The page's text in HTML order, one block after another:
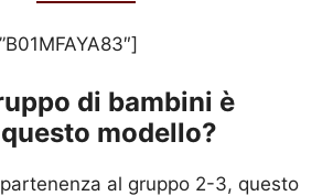
di bambini è
modello?
al gruppo 2-3, questo